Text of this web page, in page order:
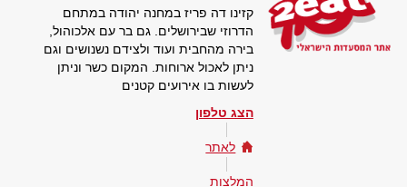
קזינו דה פריז במחנה יהודה במתחם
הדרוזי שבירושלים. גם בר עם אלכוהול,
בירה מהחבית ועוד ולצידם נשנושים וגם
ניתן לאכול ארוחות. המקום כשר וניתן
לעשות בו אירועים קטנים
הצג טלפון
לאתר
המלצות